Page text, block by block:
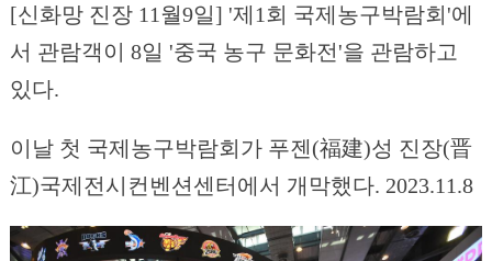
[신화망 진장 11월9일] '제1회 국제농구박람회'에
서 관람객이 8일 '중국 농구 문화전'을 관람하고
있다.
이날 첫 국제농구박람회가 푸젠(福建)성 진장(晋
江)국제전시컨벤션센터에서 개막했다. 2023.11.8